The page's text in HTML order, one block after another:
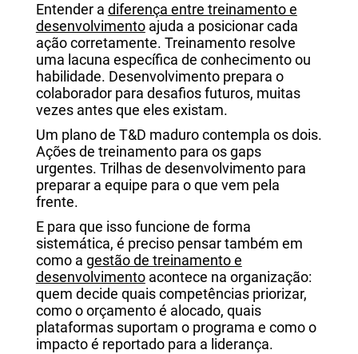
Entender a diferença entre treinamento e
desenvolvimentoajuda a posicionar cada
ação corretamente. Treinamento resolve
uma lacuna específica de conhecimento ou
habilidade. Desenvolvimento prepara o
colaborador para desafios futuros, muitas
vezes antes que eles existam.
Um plano de T&D maduro contempla os dois.
Ações de treinamento para os gaps
urgentes. Trilhas de desenvolvimento para
preparar a equipe para o que vem pela
frente.
E para que isso funcione de forma
sistemática, é preciso pensar também em
como a gestão de treinamento e
desenvolvimentoacontece na organização:
quem decide quais competências priorizar,
como o orçamento é alocado, quais
plataformas suportam o programa e como o
impacto é reportado para a liderança.